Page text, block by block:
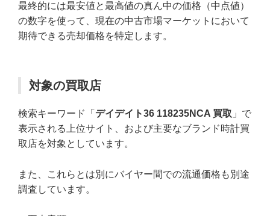
最終的には最安値と最高値の真ん中の価格（中点値）
の数字を使って、現在の中古市場マーケットにおいて
期待できる売却価格を特定します。
対象の買取店
検索キーワード「 デイデイト36 118235NCA 買取 」で
表示される上位サイト、および主要なブランド時計買
取店を対象としています。
また、これらとは別にバイヤー間での流通価格も別途
調査しています。